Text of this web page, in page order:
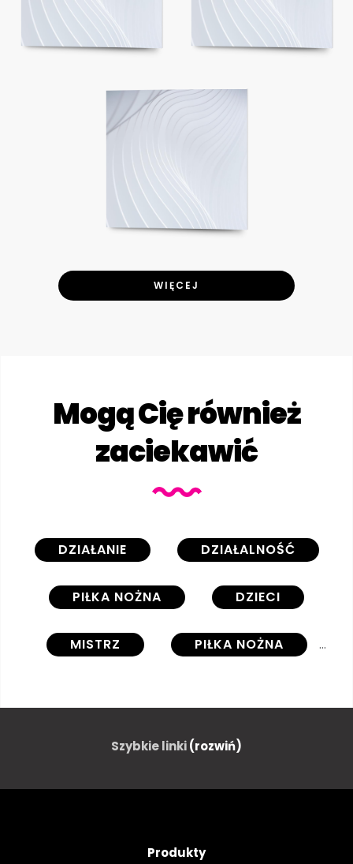
WIĘCEJ
Mogą Cię również
zaciekawić
DZIAŁANIE DZIAŁALNOŚĆ
PIŁKA NOŻNA DZIECI
MISTRZ PIŁKA NOŻNA
STADION PIŁKA
CHŁOPIEC MACZUGA
Szybkie linki(rozwiń)
Produkty